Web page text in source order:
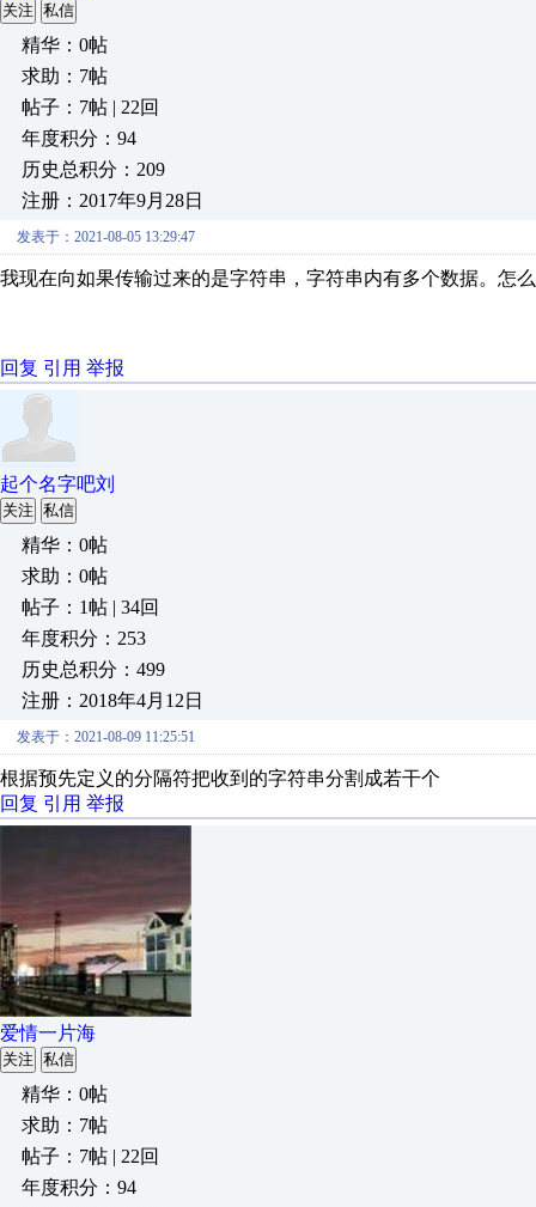
关注 私信
精华：0帖
求助：7帖
帖子：7帖 | 22回
年度积分：94
历史总积分：209
注册：2017年9月28日
发表于：2021-08-05 13:29:47
我现在向如果传输过来的是字符串，字符串内有多个数据。怎
回复 引用 举报
起个名字吧刘
关注 私信
精华：0帖
求助：0帖
帖子：1帖 | 34回
年度积分：253
历史总积分：499
注册：2018年4月12日
发表于：2021-08-09 11:25:51
根据预先定义的分隔符把收到的字符串分割成若干个
回复 引用 举报
爱情一片海
关注 私信
精华：0帖
求助：7帖
帖子：7帖 | 22回
年度积分：94